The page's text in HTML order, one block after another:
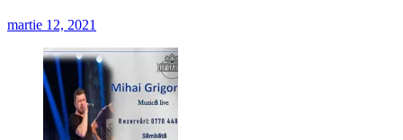
martie 12, 2021